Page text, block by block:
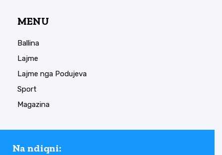
MENU
Ballina
Lajme
Lajme nga Podujeva
Sport
Magazina
Na ndiqni: